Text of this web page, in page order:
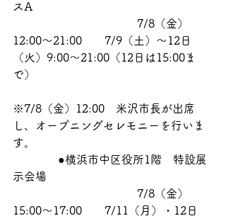
スA
7/8（金）
12:00～21:00　　7/9（土）～12日
（火）9:00～21:00（12日は15:00ま
で）
※7/8（金）12:00　米沢市長が出席
し、オープニングセレモニーを行いま
す。
●横浜市中区役所1階　特設展
示会場
7/8（金）
15:00～17:00　　7/11（月）・12日